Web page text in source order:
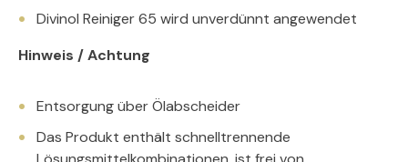
Divinol Reiniger 65 wird unverdünnt angewendet
Hinweis / Achtung
Entsorgung über Ölabscheider
Das Produkt enthält schnelltrennende